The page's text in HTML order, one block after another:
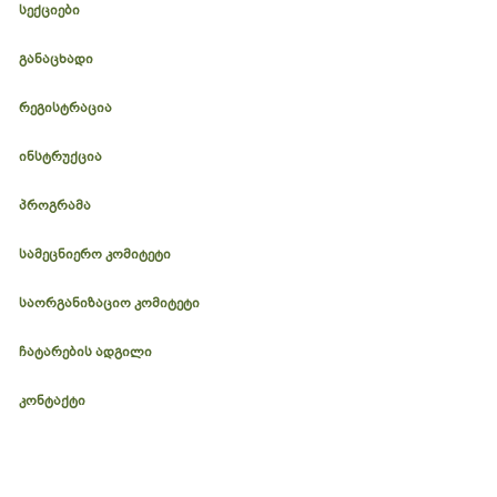
სექციები
განაცხადი
რეგისტრაცია
ინსტრუქცია
პროგრამა
სამეცნიერო კომიტეტი
საორგანიზაციო კომიტეტი
ჩატარების ადგილი
კონტაქტი